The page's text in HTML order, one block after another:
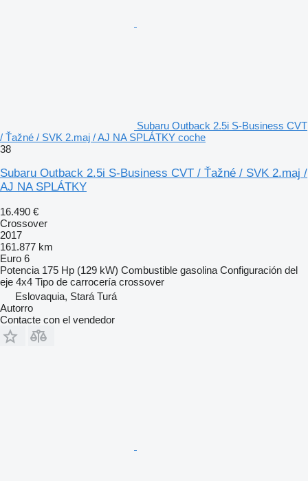
Subaru Outback 2.5i S-Business CVT
/ Ťažné / SVK 2.maj / AJ NA SPLÁTKY coche
38
Subaru Outback 2.5i S-Business CVT / Ťažné / SVK 2.maj /
AJ NA SPLÁTKY
16.490 €
Crossover
2017
161.877 km
Euro 6
Potencia 175 Hp (129 kW) Combustible gasolina Configuración del
eje 4x4 Tipo de carrocería crossover
Eslovaquia, Stará Turá
Autorro
Contacte con el vendedor